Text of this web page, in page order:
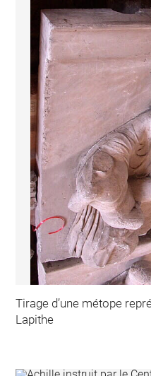
Tirage d’une métope
Lapithe